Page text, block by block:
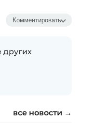
Комментировать
все новости →